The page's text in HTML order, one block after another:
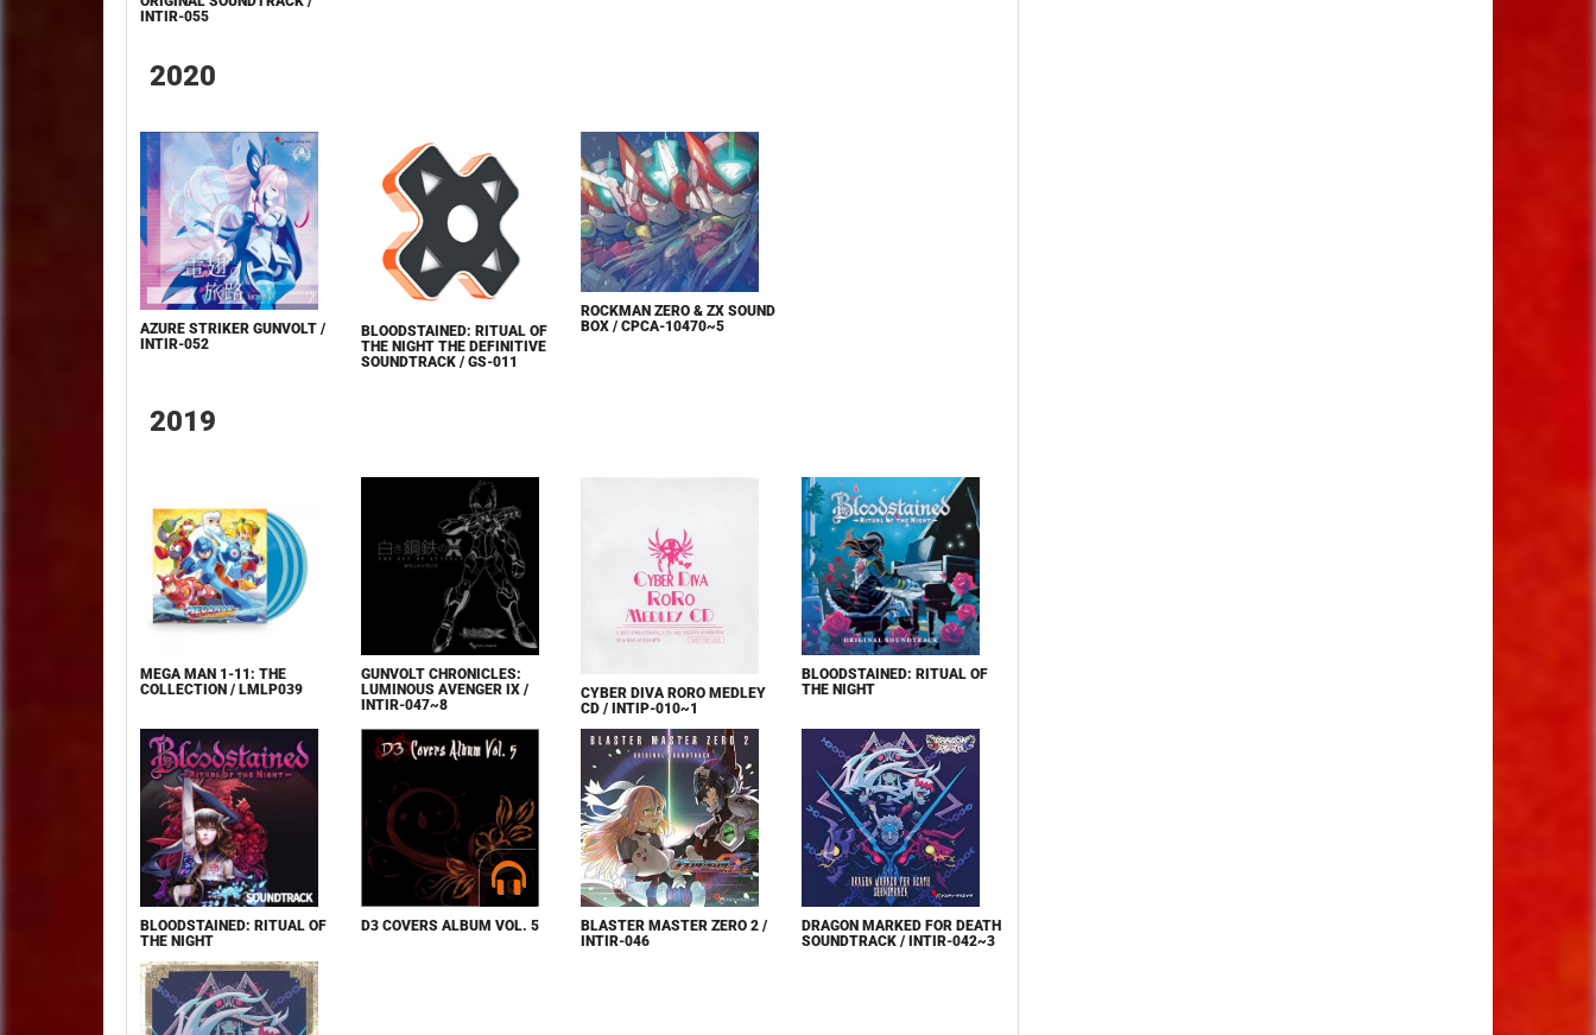
INTIR-055
2020
AZURE STRIKER GUNVOLT /
INTIR-052
BLOODSTAINED: RITUAL OF
THE NIGHT THE DEFINITIVE
SOUNDTRACK / GS-011
ROCKMAN ZERO & ZX SOUND
BOX / CPCA-10470~5
2019
MEGA MAN 1-11: THE
COLLECTION / LMLP039
GUNVOLT CHRONICLES:
LUMINOUS AVENGER IX /
INTIR-047~8
CYBER DIVA RORO MEDLEY
CD / INTIP-010~1
BLOODSTAINED: RITUAL OF
THE NIGHT
BLOODSTAINED: RITUAL OF
THE NIGHT
D3 COVERS ALBUM VOL. 5
BLASTER MASTER ZERO 2 /
INTIR-046
DRAGON MARKED FOR DEATH
SOUNDTRACK / INTIR-042~3